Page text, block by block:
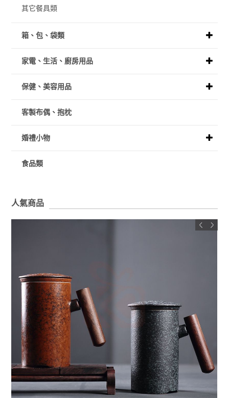
其它餐具類
箱、包、袋類
家電、生活、廚房用品
保健、美容用品
客製布偶、抱枕
婚禮小物
食品類
人氣商品